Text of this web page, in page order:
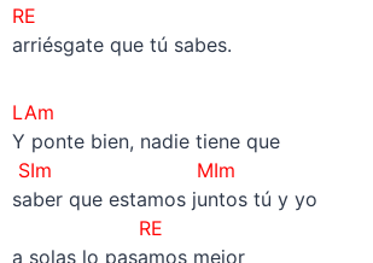
RE
arriésgate que tú sabes.
LAm
Y ponte bien, nadie tiene que
SIm
MIm
saber que estamos juntos tú y yo
RE
a solas lo pasamos mejor